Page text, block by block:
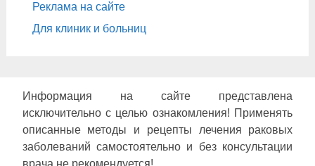
Реклама на сайте
Для клиник и больниц
Информация на сайте представлена
исключительно с целью ознакомления! Применять
описанные методы и рецепты лечения раковых
заболеваний самостоятельно и без консультации